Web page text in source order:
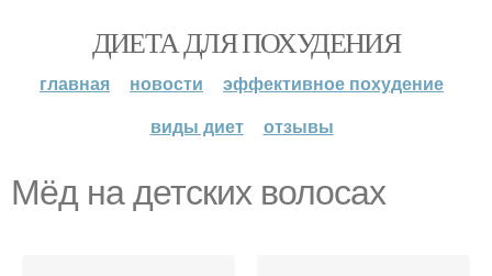
ДИЕТА ДЛЯ ПОХУДЕНИЯ
главная новости
эффективное похудение
виды диет
отзывы
Мёд на детских волосах